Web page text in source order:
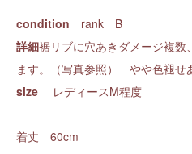
condition rank B
詳細裾リブに穴あきダメージ複
ます。（写真参照） やや色褪せ
size レディースM程度
着丈 60cm